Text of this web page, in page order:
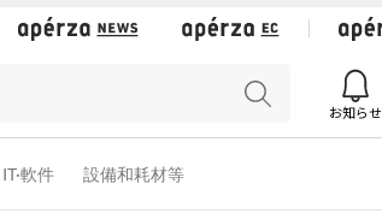
お知らせ
IT·軟件 設備和耗材等